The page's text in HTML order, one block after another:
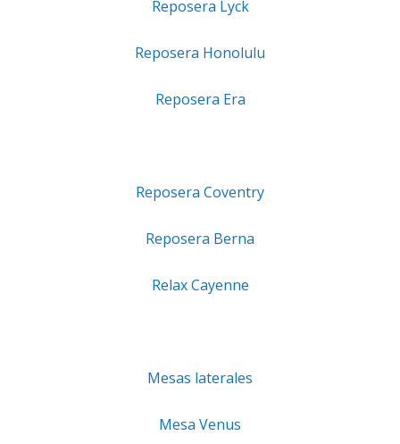
Reposera Lyck
Reposera Honolulu
Reposera Era
Reposera Coventry
Reposera Berna
Relax Cayenne
Mesas laterales
Mesa Venus